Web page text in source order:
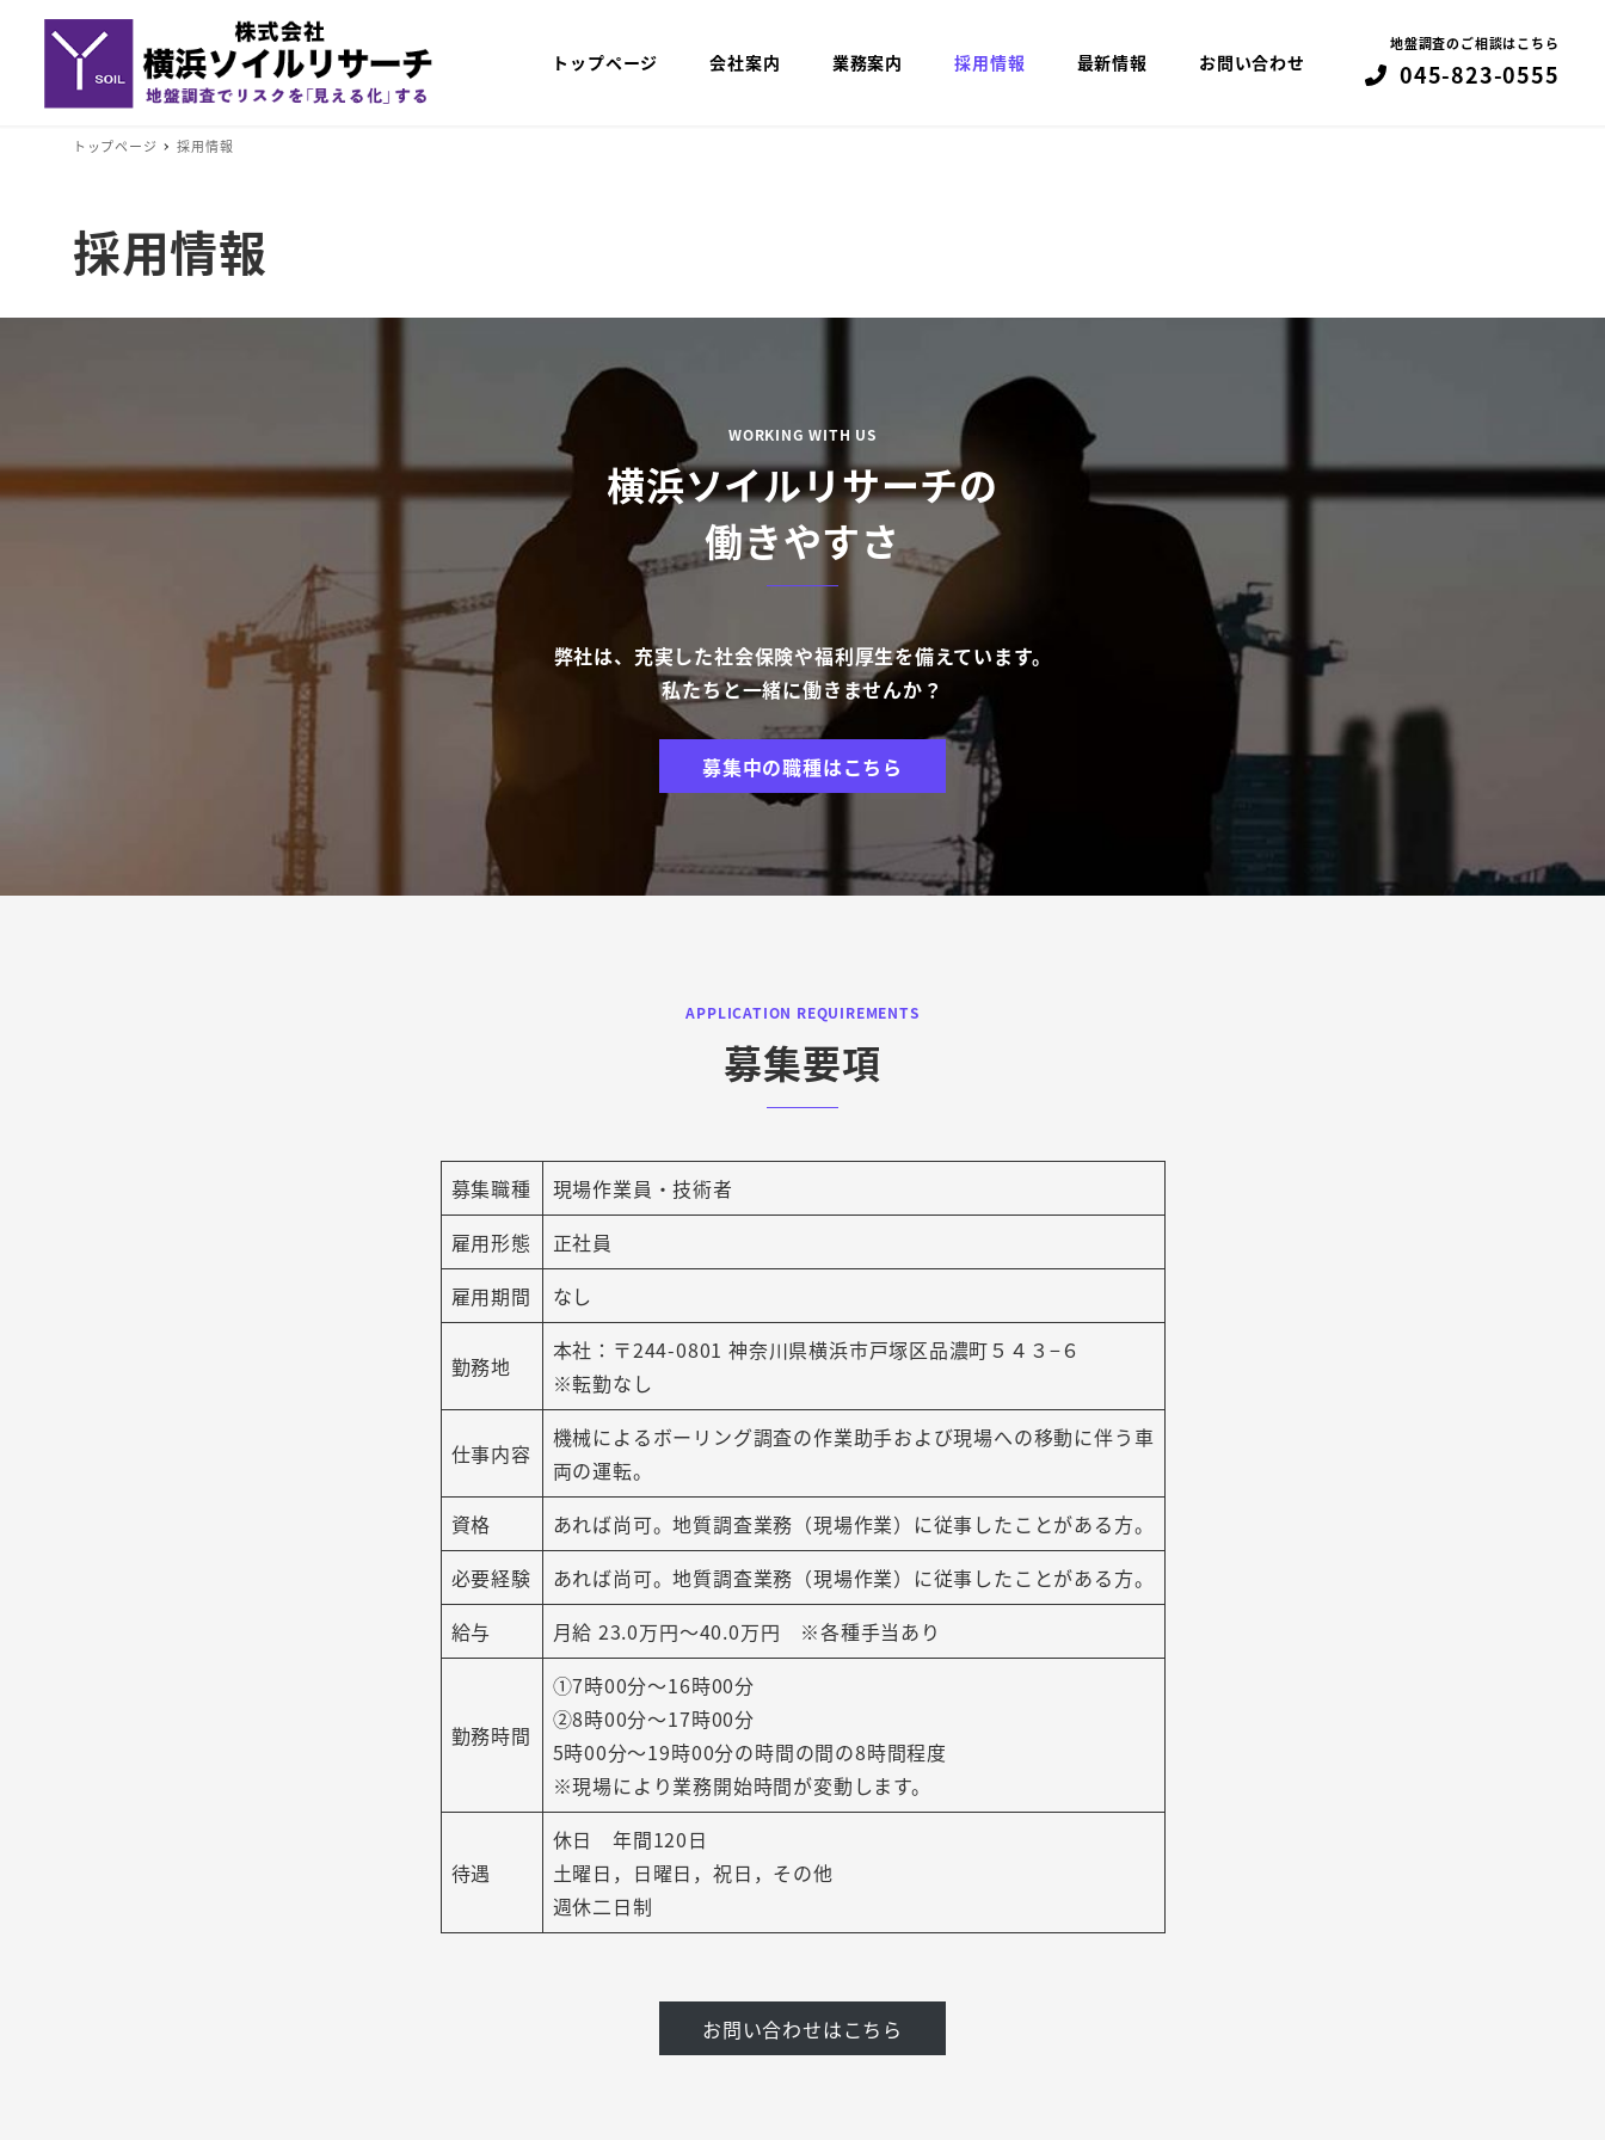
トップページ 会社案内 業務案内 採用情報 最新情報 お問い合わせ
地盤調査のご相談はこちら
045-823-0555
トップページ 採用情報
採用情報
WORKING WITH US
横浜ソイルリサーチの
働きやすさ
弊社は、充実した社会保険や福利厚生を備えています。
私たちと一緒に働きませんか？
募集中の職種はこちら
APPLICATION REQUIREMENTS
募集要項
募集職種
現場作業員・技術者
雇用形態
正社員
雇用期間
なし
勤務地
本社：〒244-0801 神奈川県横浜市戸塚区品濃町５４３−６
※転勤なし
仕事内容
機械によるボーリング調査の作業助手および現場への移動に伴う車
両の運転。
資格
あれば尚可。地質調査業務（現場作業）に従事したことがある方。
必要経験
あれば尚可。地質調査業務（現場作業）に従事したことがある方。
給与
月給 23.0万円〜40.0万円 ※各種手当あり
勤務時間
①7時00分〜16時00分
②8時00分〜17時00分
5時00分〜19時00分の時間の間の8時間程度
※現場により業務開始時間が変動します。
待遇
休日 年間120日
土曜日，日曜日，祝日，その他
週休二日制
お問い合わせはこちら